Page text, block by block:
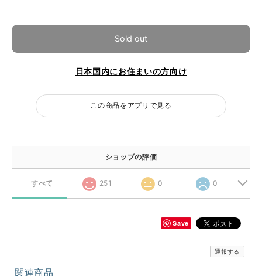
Sold out
日本国内にお住まいの方向け
この商品をアプリで見る
ショップの評価
すべて 251 0 0
Save
通報する